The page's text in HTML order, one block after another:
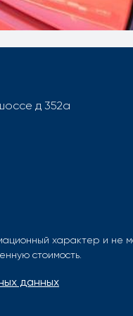
д 352а
характер и не
стоимость.
данных